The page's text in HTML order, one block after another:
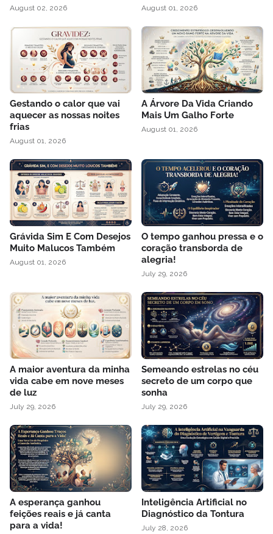
August 02, 2026 August 01, 2026
Gestando o calor que vai
aquecer as nossas noites
frias
August 01, 2026
A Árvore Da Vida Criando
Mais Um Galho Forte
August 01, 2026
Grávida Sim E Com Desejos
Muito Malucos Também
August 01, 2026
O tempo ganhou pressa e o
coração transborda de
alegria!
July 29, 2026
A maior aventura da minha
vida cabe em nove meses
de luz
July 29, 2026
Semeando estrelas no céu
secreto de um corpo que
sonha
July 29, 2026
A esperança ganhou
feições reais e já canta
para a vida!
Inteligência Artificial no
Diagnóstico da Tontura
July 28, 2026